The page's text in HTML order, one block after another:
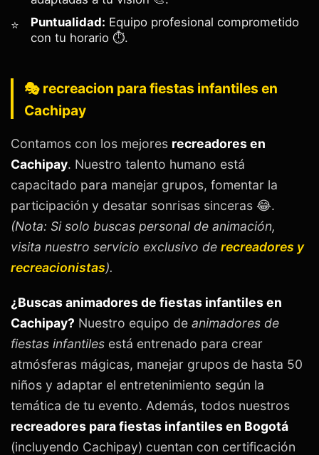
Puntualidad: Equipo profesional comprometido
con tu horario ⏱️.
🎭 recreacion para fiestas infantiles en
Cachipay
Contamos con los mejores recreadores en
Cachipay. Nuestro talento humano está
capacitado para manejar grupos, fomentar la
participación y desatar sonrisas sinceras 😂.
(Nota: Si solo buscas personal de animación,
visita nuestro servicio exclusivo de recreadores y
recreacionistas).
¿Buscas animadores de fiestas infantiles en
Cachipay? Nuestro equipo de animadores de
fiestas infantiles está entrenado para crear
atmósferas mágicas, manejar grupos de hasta 50
niños y adaptar el entretenimiento según la
temática de tu evento. Además, todos nuestros
recreadores para fiestas infantiles en Bogotá
(incluyendo Cachipay) cuentan con certificación